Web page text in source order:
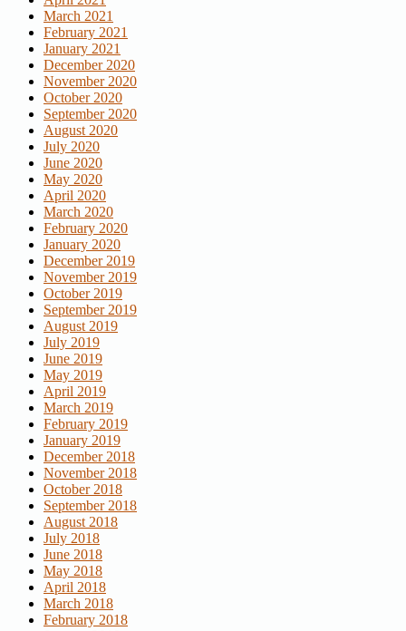
March 2021
February 2021
January 2021
December 2020
November 2020
October 2020
September 2020
August 2020
July 2020
June 2020
May 2020
April 2020
March 2020
February 2020
January 2020
December 2019
November 2019
October 2019
September 2019
August 2019
July 2019
June 2019
May 2019
April 2019
March 2019
February 2019
January 2019
December 2018
November 2018
October 2018
September 2018
August 2018
July 2018
June 2018
May 2018
April 2018
March 2018
February 2018